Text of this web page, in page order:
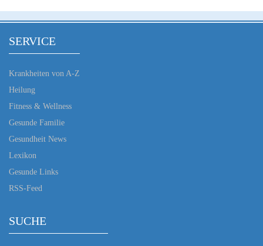
SERVICE
Krankheiten von A-Z
Heilung
Fitness & Wellness
Gesunde Familie
Gesundheit News
Lexikon
Gesunde Links
RSS-Feed
SUCHE